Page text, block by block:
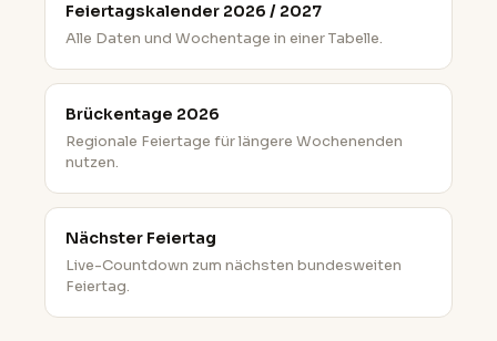
Feiertagskalender 2026 / 2027
Alle Daten und Wochentage in einer Tabelle.
Brückentage 2026
Regionale Feiertage für längere Wochenenden
nutzen.
Nächster Feiertag
Live-Countdown zum nächsten bundesweiten
Feiertag.